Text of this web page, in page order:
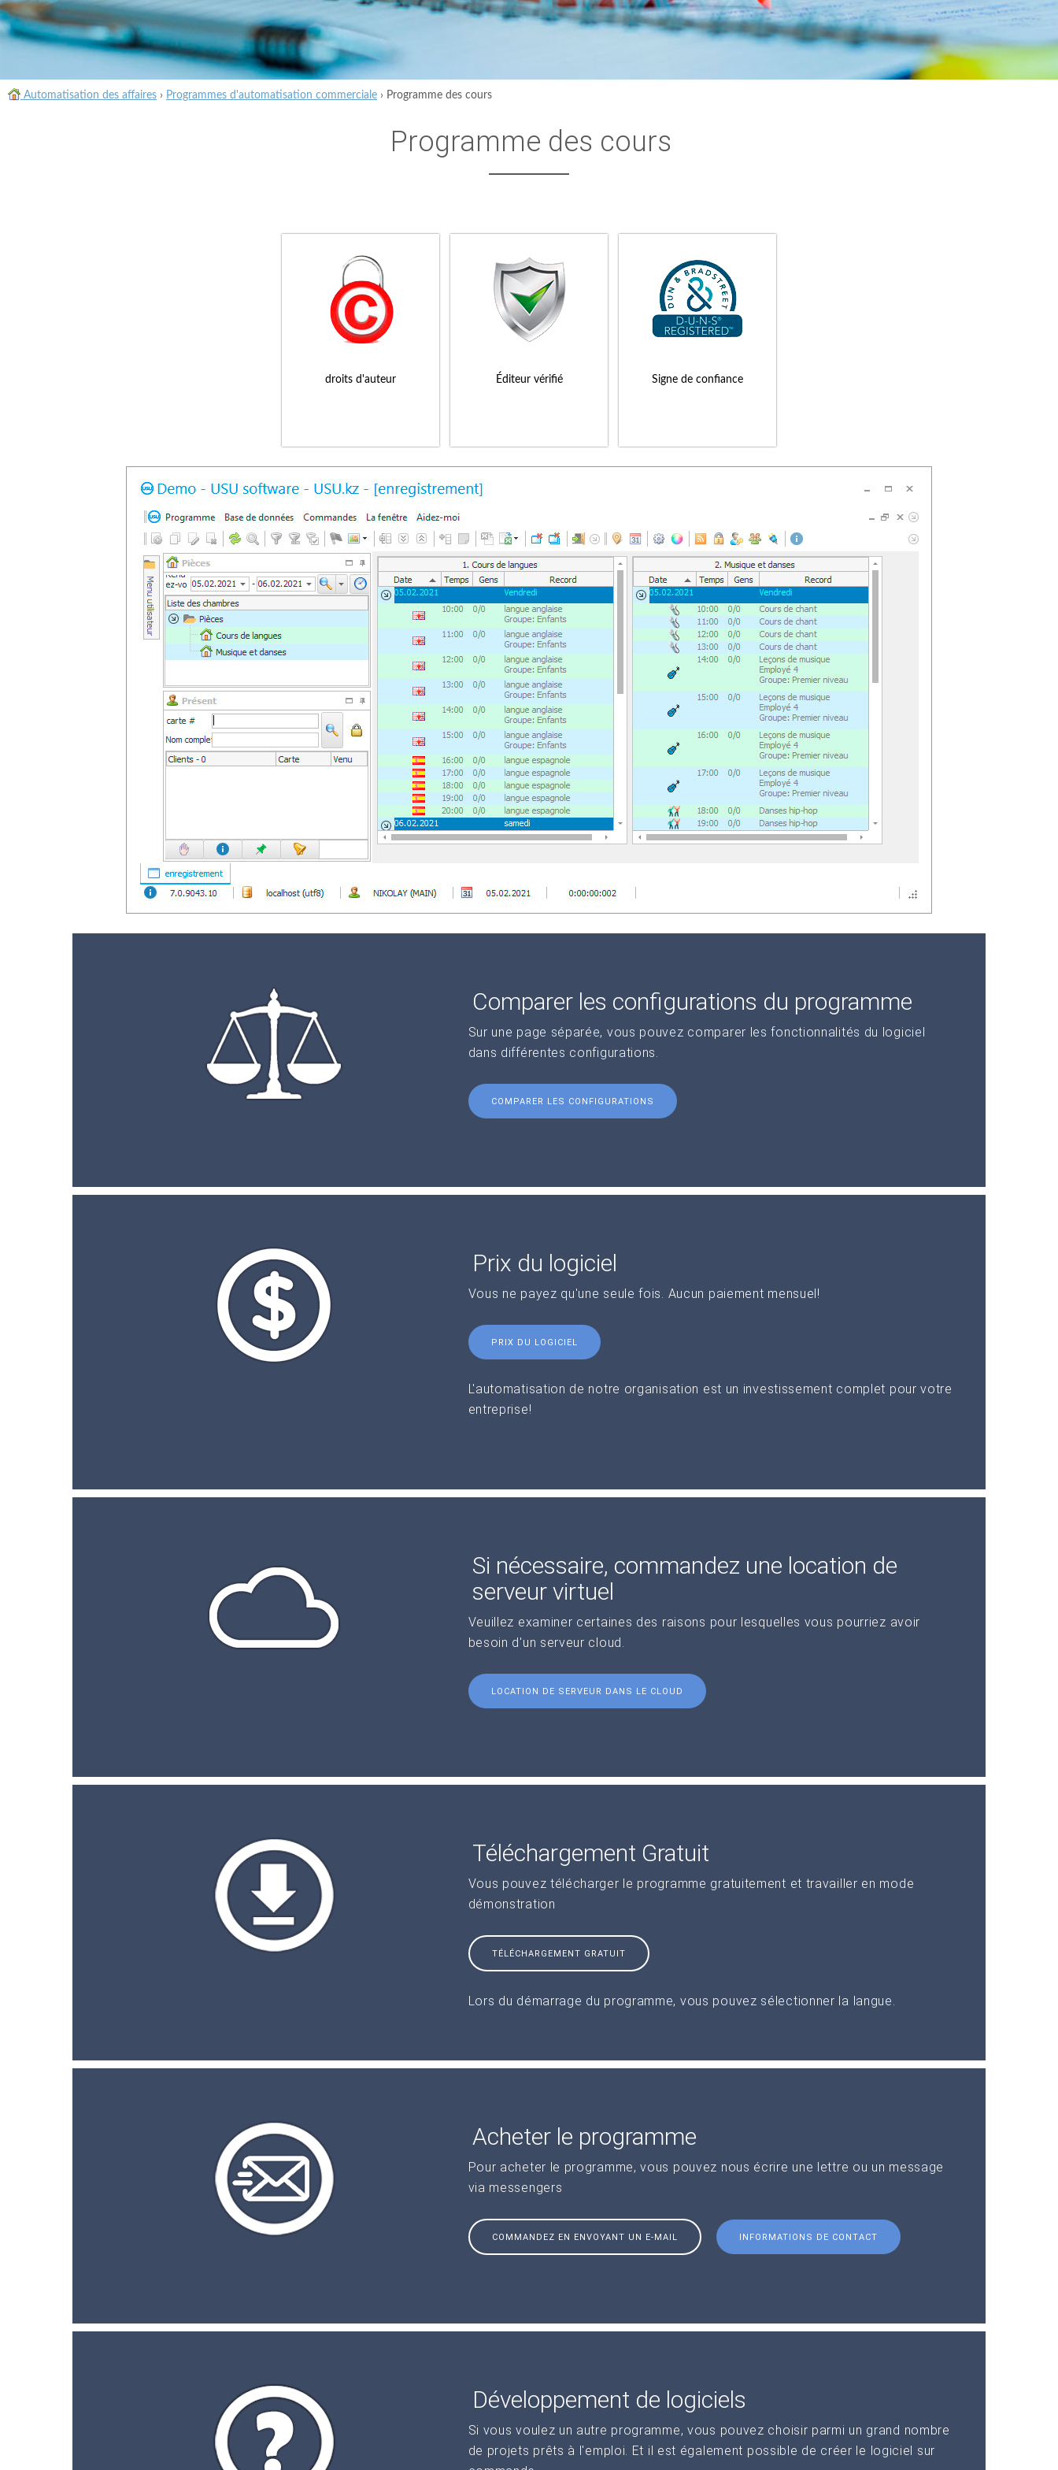
Automatisation des affaires › Programmes d'automatisation commerciale › Programme des cours
Programme des cours
droits d'auteur Éditeur vérifié Signe de confiance
Comparer les configurations du programme
Sur une page séparée, vous pouvez comparer les fonctionnalités du logiciel
dans différentes configurations.
COMPARER LES CONFIGURATIONS
Prix du logiciel
Vous ne payez qu'une seule fois. Aucun paiement mensuel!
PRIX DU LOGICIEL
L'automatisation de notre organisation est un investissement complet pour votre
entreprise!
Si nécessaire, commandez une location de
serveur virtuel
Veuillez examiner certaines des raisons pour lesquelles vous pourriez avoir
besoin d'un serveur cloud.
LOCATION DE SERVEUR DANS LE CLOUD
Téléchargement Gratuit
Vous pouvez télécharger le programme gratuitement et travailler en mode
démonstration
TÉLÉCHARGEMENT GRATUIT
Lors du démarrage du programme, vous pouvez sélectionner la langue.
Acheter le programme
Pour acheter le programme, vous pouvez nous écrire une lettre ou un message
via messengers
COMMANDEZ EN ENVOYANT UN E-MAIL INFORMATIONS DE CONTACT
Développement de logiciels
Si vous voulez un autre programme, vous pouvez choisir parmi un grand nombre
de projets prêts à l'emploi. Et il est également possible de créer le logiciel sur